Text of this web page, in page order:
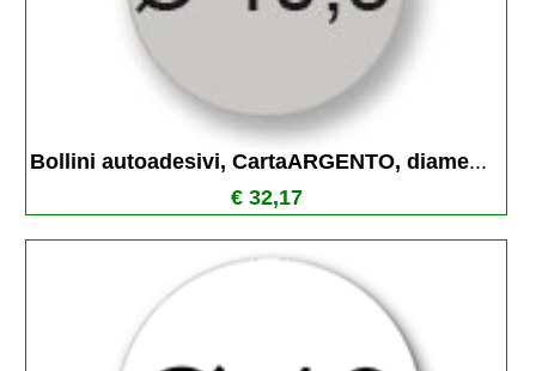
Bollini autoadesivi, CartaARGENTO, diame...
€ 32,17